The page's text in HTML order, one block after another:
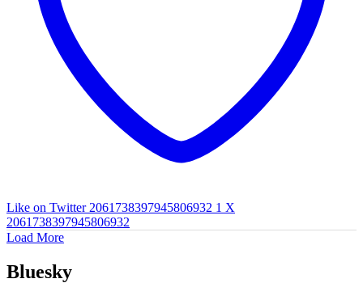
Like on Twitter 2061738397945806932 1 X
2061738397945806932
Load More
Bluesky